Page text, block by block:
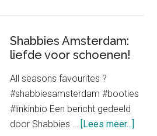
oversized
voor
een
trendy
look
Shabbies Amsterdam:
liefde voor schoenen!
All seasons favourites ?
#shabbiesamsterdam #booties
#linkinbio Een bericht gedeeld
door Shabbies …
[Lees meer...]